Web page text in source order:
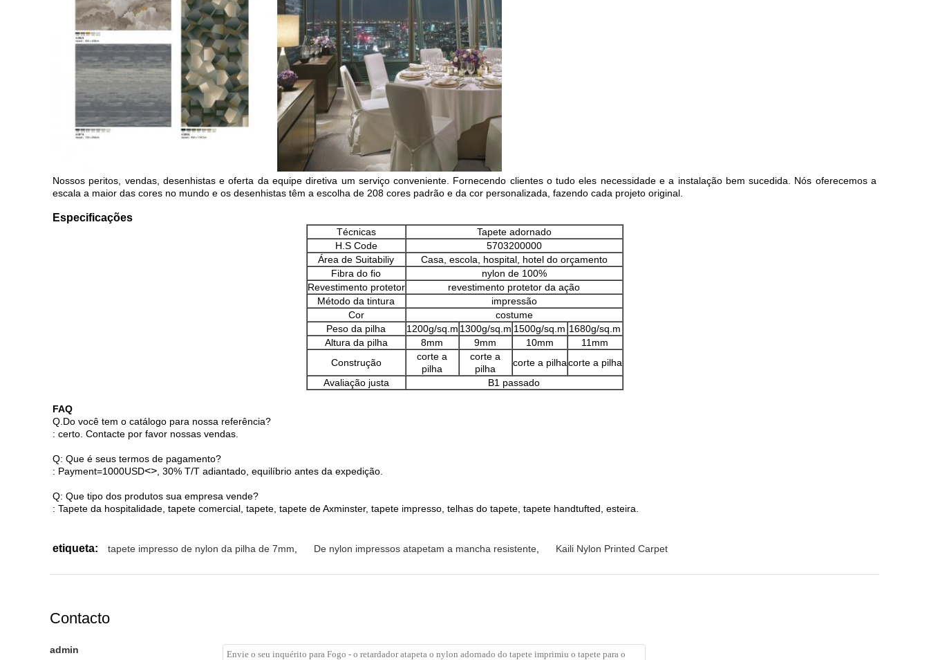
Nossos peritos, vendas, desenhistas e oferta da equipe diretiva um serviço conveniente. Fornecendo clientes o tudo eles necessidade e a instalação bem sucedida. Nós oferecemos a
escala a maior das cores no mundo e os desenhistas têm a escolha de 208 cores padrão e da cor personalizada, fazendo cada projeto original.
Especificações
Técnicas
Tapete adornado
H.S Code
5703200000
Área de Suitabiliy
Casa, escola, hospital, hotel do orçamento
Fibra do fio
nylon de 100%
Revestimento protetor
revestimento protetor da ação
Método da tintura
impressão
Cor
costume
Peso da pilha
1200g/sq.m 1300g/sq.m 1500g/sq.m 1680g/sq.m
Altura da pilha
8mm 9mm 10mm
11mm
Construção
corte a
pilha
corte a
pilha
corte a pilhacorte a pilha
Avaliação justa
B1 passado
FAQ
Q.Do você tem o catálogo para nossa referência?
: certo. Contacte por favor nossas vendas.
Q: Que é seus termos de pagamento?
: Payment=1000USD<> , 30% T/T adiantado, equilíbrio antes da expedição.
Q: Que tipo dos produtos sua empresa vende?
: Tapete da hospitalidade, tapete comercial, tapete, tapete de Axminster, tapete impresso, telhas do tapete, tapete handtufted, esteira.
etiqueta: tapete impresso de nylon da pilha de 7mm De nylon impressos atapetam a mancha resistente Kaili Nylon Printed Carpet
Contacto
admin